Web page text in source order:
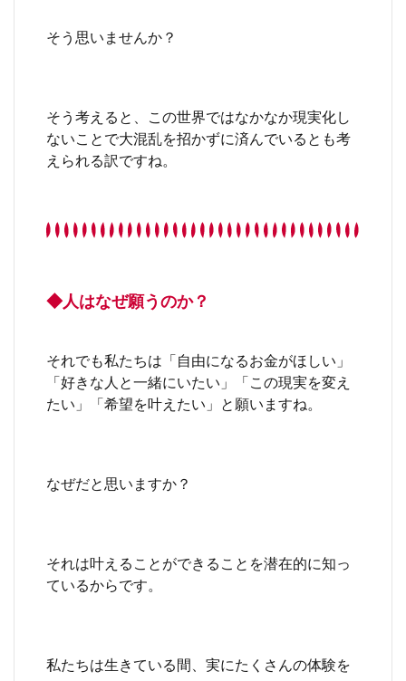
そう思いませんか？
そう考えると、この世界ではなかなか現実化し
ないことで大混乱を招かずに済んでいるとも考
えられる訳ですね。
◆人はなぜ願うのか？
それでも私たちは「自由になるお金がほしい」
「好きな人と一緒にいたい」「この現実を変え
たい」「希望を叶えたい」と願いますね。
なぜだと思いますか？
それは叶えることができることを潜在的に知っ
ているからです。
私たちは生きている間、実にたくさんの体験を